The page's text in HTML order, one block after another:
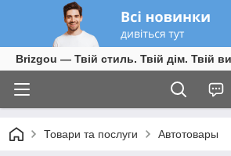
Brizgou — Твій стиль. Твій дім. Твій
Товари та послуги Автотовары